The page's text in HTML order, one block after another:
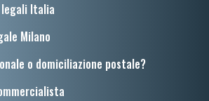
Italia
Milano
o domiciliazione postale?